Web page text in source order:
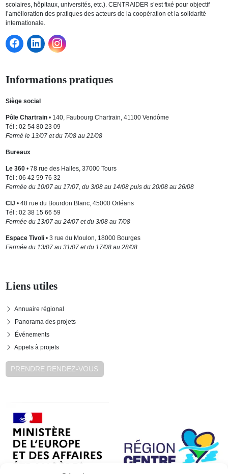
scolaires, hôpitaux, universités, etc.). CENTRAIDER s’est fixé pour objectif
l’amélioration des pratiques des acteurs de la coopération et la solidarité
internationale.
Informations pratiques
Siège social
Pôle Chartrain• 140, Faubourg Chartrain, 41100 Vendôme
Tél : 02 54 80 23 09
Fermé le 13/07 et du 7/08 au 21/08
Bureaux
Le 360• 78 rue des Halles, 37000 Tours
Tél : 06 42 59 76 32
Fermée du 10/07 au 17/07, du 3/08 au 14/08 puis du 20/08 au 26/08
CIJ • 48 rue du Bourdon Blanc, 45000 Orléans
Tél : 02 38 15 66 59
Fermée du 13/07 au 24/07 et du 3/08 au 7/08
Espace Tivoli• 3 rue du Moulon, 18000 Bourges
Fermée du 13/07 au 31/07 et du 17/08 au 28/08
Liens utiles
Annuaire régional
Panorama des projets
Événements
Appels à projets
PRENDRE RENDEZ-VOUS